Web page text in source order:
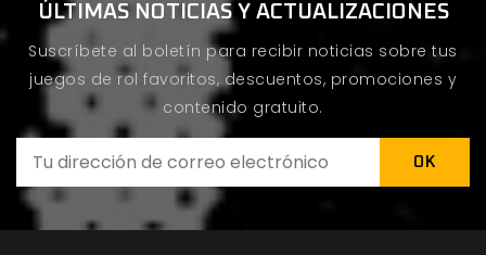
ÚLTIMAS NOTICIAS Y ACTUALIZACIONES
Suscríbete al boletín para recibir noticias sobre tus
juegos de rol favoritos, descuentos, promociones y
contenido gratuito.